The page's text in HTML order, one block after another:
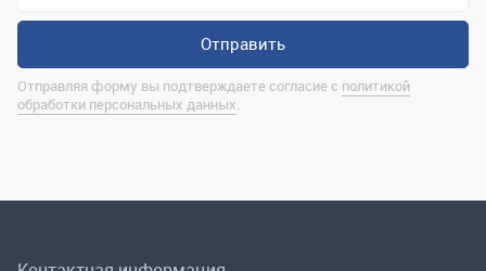
Контактная информация
marina@uralrsmiass.ru